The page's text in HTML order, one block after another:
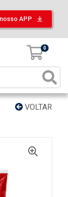
APP
0
VOLTAR